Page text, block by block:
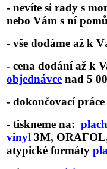
- nevíte si rady s
nebo Vám s ní
- vše dodáme až k
- cena dodání až k
objednávce nad 5
- dokončovací
- tiskneme na:
vinyl 3M,
atypické formáty